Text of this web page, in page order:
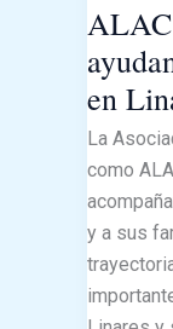
ALAC
en
La
como
y a sus
sus
de
plata
ayudando
a
superar
las
en